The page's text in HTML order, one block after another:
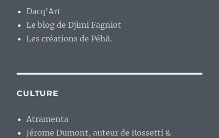
Dacq'Art
Le blog de Djimi Fagniot
Les créations de Péhä.
CULTURE
Atramenta
Jérome Dumont, auteur de Rossetti &